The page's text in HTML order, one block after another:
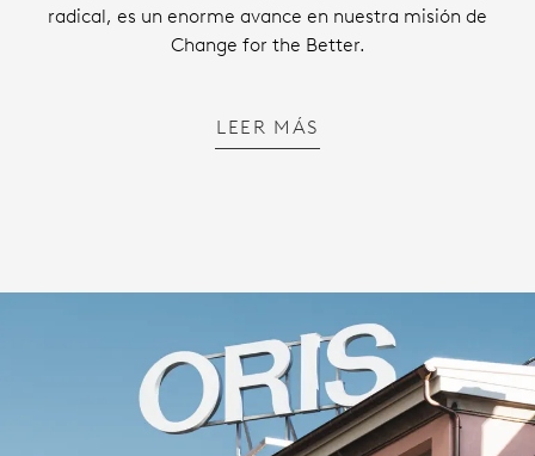
radical, es un enorme avance en nuestra misión de
Change for the Better.
LEER MÁS